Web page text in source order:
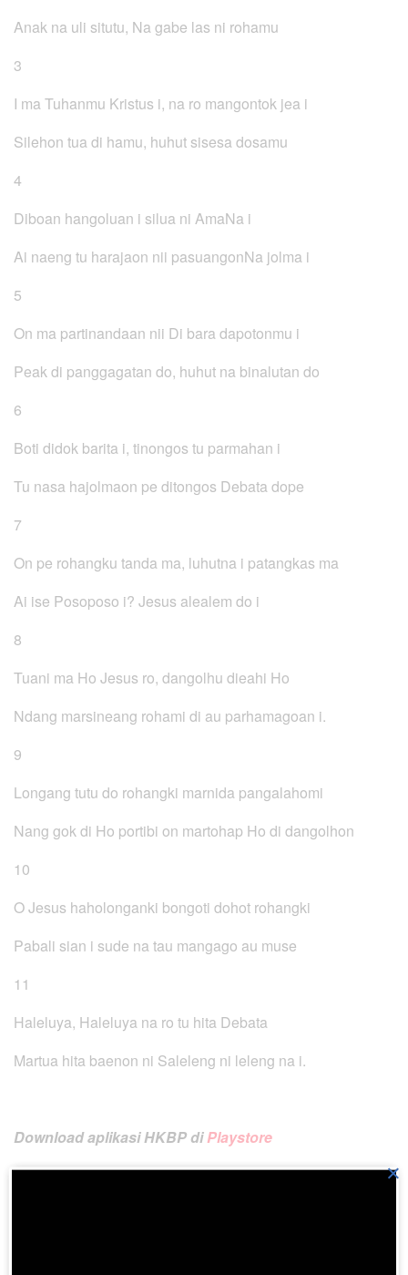
Anak na uli situtu, Na gabe las ni rohamu
3
I ma Tuhanmu Kristus i, na ro mangontok jea i
Silehon tua di hamu, huhut sisesa dosamu
4
Diboan hangoluan i silua ni AmaNa i
Ai naeng tu harajaon nii pasuangonNa jolma i
5
On ma partinandaan nii Di bara dapotonmu i
Peak di panggagatan do, huhut na binalutan do
6
Boti didok barita i, tinongos tu parmahan i
Tu nasa hajolmaon pe ditongos Debata dope
7
On pe rohangku tanda ma, luhutna i patangkas ma
Ai ise Posoposo i? Jesus alealem do i
8
Tuani ma Ho Jesus ro, dangolhu dieahi Ho
Ndang marsineang rohami di au parhamagoan i.
9
Longang tutu do rohangki marnida pangalahomi
Nang gok di Ho portibi on martohap Ho di dangolhon
10
O Jesus haholonganki bongoti dohot rohangki
Pabali sian i sude na tau mangago au muse
11
Haleluya, Haleluya na ro tu hita Debata
Martua hita baenon ni Saleleng ni leleng na i.
Download aplikasi HKBP diPlaystore
×